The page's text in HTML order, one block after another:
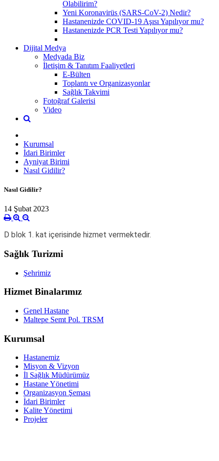
Olabilirim?
Yeni Koronavirüs (SARS-CoV-2) Nedir?
Hastanenizde COVID-19 Aşısı Yapılıyor mu?
Hastanenizde PCR Testi Yapılıyor mu?
Dijital Medya
Medyada Biz
İletişim & Tanıtım Faaliyetleri
E-Bülten
Toplantı ve Organizasyonlar
Sağlık Takvimi
Fotoğraf Galerisi
Video
Kurumsal
İdari Birimler
Ayniyat Birimi
Nasıl Gidilir?
Nasıl Gidilir?
14 Şubat 2023
D blok 1. kat içerisinde hizmet vermektedir.
Sağlık Turizmi
Şehrimiz
Hizmet Binalarımız
Genel Hastane
Maltepe Semt Pol. TRSM
Kurumsal
Hastanemiz
Misyon & Vizyon
İl Sağlık Müdürümüz
Hastane Yönetimi
Organizasyon Şeması
İdari Birimler
Kalite Yönetimi
Projeler